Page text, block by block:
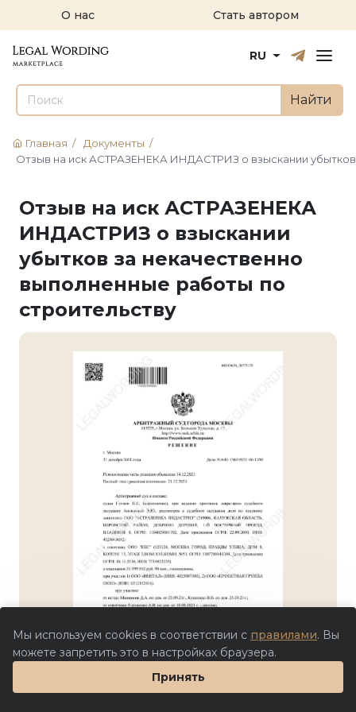
О нас Стать автором
РусскийEnglish
RU
Найти
Главная / Документы /
Отзыв на иск АСТРАЗЕНЕКА ИНДАСТРИЗ о взыскании
Отзыв на иск АСТРАЗЕНЕКА
ИНДАСТРИЗ о взыскании
убытков за некачественно
выполненные работы по
строительству
Мы используем cookies в соответствии с правилами. Вы
можете запретить это в настройках браузера.
Принять